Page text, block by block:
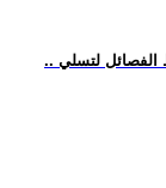
لتسلي